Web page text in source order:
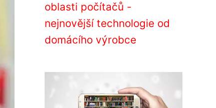
oblasti počítačů -
nejnovější technologie od
domácího výrobce